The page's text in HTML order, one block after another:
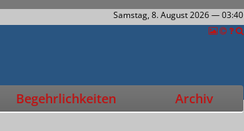
Samstag, 8. August 2026— 03:40
Begehrlichkeiten Archiv